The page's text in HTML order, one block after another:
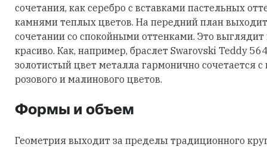
сочетания, как серебро с вставками пастельных
камнями теплых цветов. На передний план
сочетании со спокойными оттенками. Это
красиво. Как, например, браслет Swarovski Teddy
золотистый цвет металла гармонично сочетается
розового и малинового цветов.
Формы и объем
Геометрия выходит за пределы традиционного